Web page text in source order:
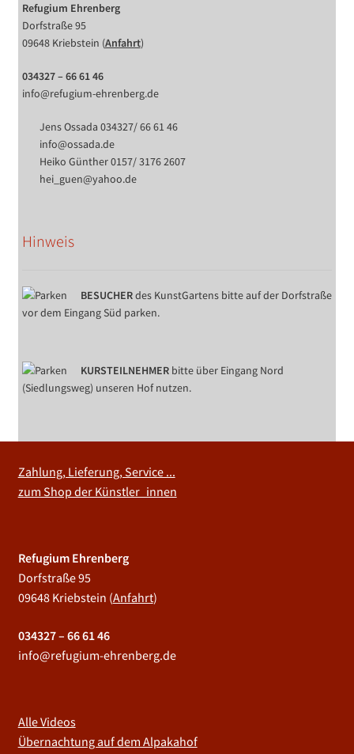
Refugium Ehrenberg
Dorfstraße 95
09648 Kriebstein (Anfahrt)
034327 – 66 61 46
info@refugium-ehrenberg.de
Jens Ossada 034327/ 66 61 46
info@ossada.de
Heiko Günther 0157/ 3176 2607
hei_guen@yahoo.de
Hinweis
BESUCHERdes KunstGartens bitte auf der Dorfstraße
vor dem Eingang Süd parken.
KURSTEILNEHMERbitte über Eingang Nord
(Siedlungsweg) unseren Hof nutzen.
Zahlung, Lieferung, Service ...
zum Shop der Künstler_innen
Refugium Ehrenberg
Dorfstraße 95
09648 Kriebstein (Anfahrt)
034327 – 66 61 46
info@refugium-ehrenberg.de
Alle Videos
Übernachtung auf dem Alpakahof